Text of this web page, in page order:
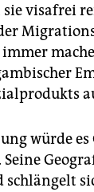
visafrei
würde es
schlängelt